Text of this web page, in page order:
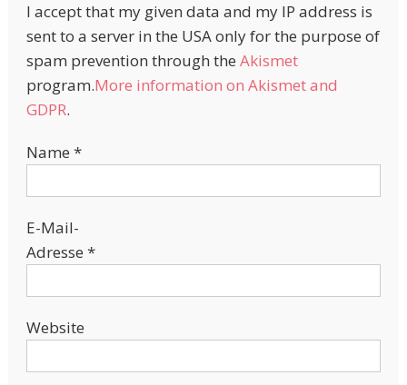
I accept that my given data and my IP address is
sent to a server in the USA only for the purpose of
spam prevention through the Akismet
program.More information on Akismet and
GDPR.
Name *
E-Mail-
Adresse *
Website